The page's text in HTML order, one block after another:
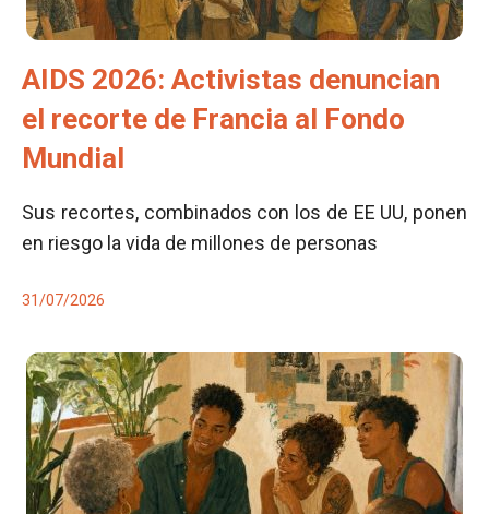
AIDS 2026: Activistas denuncian
el recorte de Francia al Fondo
Mundial
Sus recortes, combinados con los de EE UU, ponen
en riesgo la vida de millones de personas
31/07/2026